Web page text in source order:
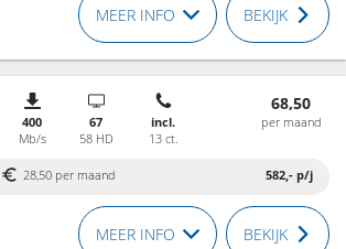
MEER INFO BEKIJK
400
Mb/s
67
58 HD
incl.
13 ct.
68,50
per maand
28,50 per maand 582,- p/j
MEER INFO BEKIJK